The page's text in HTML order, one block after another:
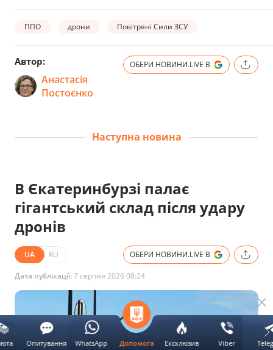
ППО дрони Повітряні Сили ЗСУ
Автор:
Анастасія
Постоєнко
ОБЕРИ НОВИНИ.LIVE В
Наступна новина
В Єкатеринбурзі палає
гігантський склад після удару
дронів
UA RU ОБЕРИ НОВИНИ.LIVE В
Дата публікації:7 серпня 2026 08:24
Допомога Ексклюзив Viber
Опитування WhatsApp